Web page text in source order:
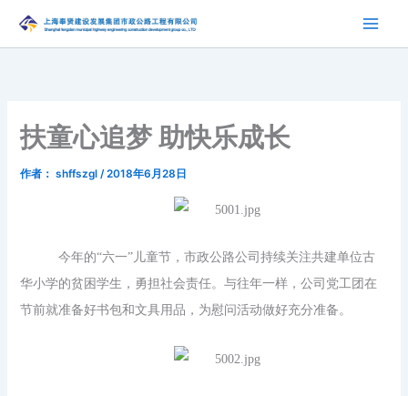
内
扶童心追梦 助快乐成长
作者： shffszgl/2018年6月28日
今年的“六一”儿童节，市政公路公司持续关注共建单位古
华小学的贫困学生，勇担社会责任。与往年一样，公司党工团在
节前就准备好书包和文具用品，为慰问活动做好充分准备。